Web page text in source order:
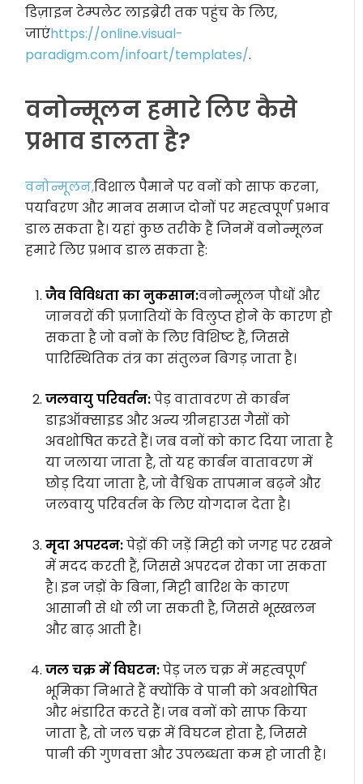
डिज़ाइन टेम्पलेट लाइब्रेरी तक पहुंच के लिए,
जाएंhttps://online.visual-
paradigm.com/infoart/templates/.
वनोन्मूलन हमारे लिए कैसे
प्रभाव डालता है?
वनोन्मूलन,विशाल पैमाने पर वनों को साफ करना,
पर्यावरण और मानव समाज दोनों पर महत्वपूर्ण प्रभाव
डाल सकता है। यहां कुछ तरीके हैं जिनमें वनोन्मूलन
हमारे लिए प्रभाव डाल सकता है:
जैव विविधता का नुकसान:वनोन्मूलन पौधों और
जानवरों की प्रजातियों के विलुप्त होने के कारण हो
सकता है जो वनों के लिए विशिष्ट हैं, जिससे
पारिस्थितिक तंत्र का संतुलन बिगड़ जाता है।
जलवायु परिवर्तन:पेड़ वातावरण से कार्बन
डाइऑक्साइड और अन्य ग्रीनहाउस गैसों को
अवशोषित करते हैं। जब वनों को काट दिया जाता है
या जलाया जाता है, तो यह कार्बन वातावरण में
छोड़ दिया जाता है, जो वैश्विक तापमान बढ़ने और
जलवायु परिवर्तन के लिए योगदान देता है।
मृदा अपरदन:पेड़ों की जड़ें मिट्टी को जगह पर रखने
में मदद करती हैं, जिससे अपरदन रोका जा सकता
है। इन जड़ों के बिना, मिट्टी बारिश के कारण
आसानी से धो ली जा सकती है, जिससे भूस्खलन
और बाढ़ आती है।
जल चक्र में विघटन:पेड़ जल चक्र में महत्वपूर्ण
भूमिका निभाते हैं क्योंकि वे पानी को अवशोषित
और भंडारित करते हैं। जब वनों को साफ किया
जाता है, तो जल चक्र में विघटन होता है, जिससे
पानी की गुणवत्ता और उपलब्धता कम हो जाती है।